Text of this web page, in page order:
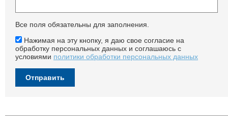
Все поля обязательны для заполнения.
Нажимая на эту кнопку, я даю свое согласие на
обработку персональных данных и соглашаюсь с
условиями политики обработки персональных данных